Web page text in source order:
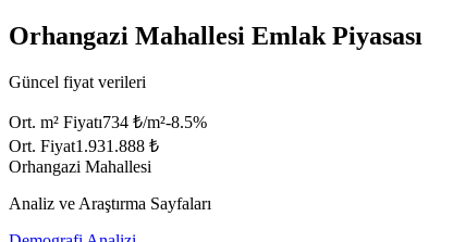
Orhangazi Mahallesi Emlak Piyasası
Güncel fiyat verileri
Ort. m² Fiyatı734 ₺/m²-8.5%
Ort. Fiyat1.931.888 ₺
Orhangazi Mahallesi
Analiz ve Araştırma Sayfaları